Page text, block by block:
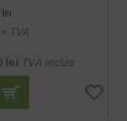
+ TVA
lei TVA inclus